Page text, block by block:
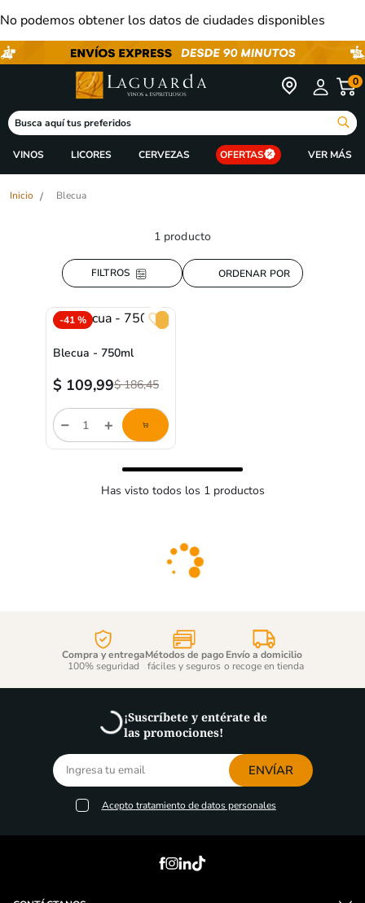
No podemos obtener los datos de ciudades disponibles
0
Busca aquí tus preferidos
VINOS LICORES CERVEZAS OFERTAS
Blecua
1 producto
ORDENAR POR
-41 %
Blecua - 750ml
$186,45
$ 109,99
store/product-
list.quantityStepper.label
Has visto todos los 1productos
Compra y entrega
100% seguridad
Métodos de pago
fáciles y seguros
Envío a domicilio
o recoge en tienda
¡Suscríbete y entérate de
las promociones!
ENVÍAR
Acepto tratamiento de datos personales